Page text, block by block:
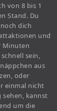
von 8 bis 1
Stand. Du
dich
und
Minuten
sein,
aus
oder
einmal nicht
sehen, kannst
um die